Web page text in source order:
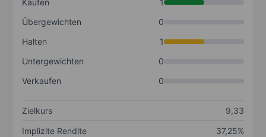
Kaufen
1
Übergewichten
0
Halten
1
Untergewichten
0
Verkaufen
0
Zielkurs
9,33
Implizite Rendite
37,25%